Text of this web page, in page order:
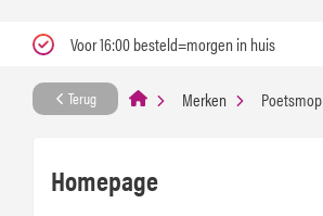
Voor 16:00 besteld=morgen in huis
Terug Merken
Homepage